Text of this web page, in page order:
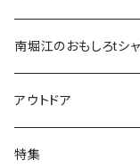
長袖
ソックス
Tシャツ・カットソー
アウター
南堀江のおもしろtシ
アウトドア
寝具・寝袋・ブランケッ
特集